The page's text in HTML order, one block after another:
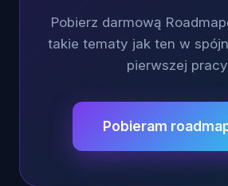
Pobierz darmową
takie tematy jak ten w
pierwszej
Pobieram